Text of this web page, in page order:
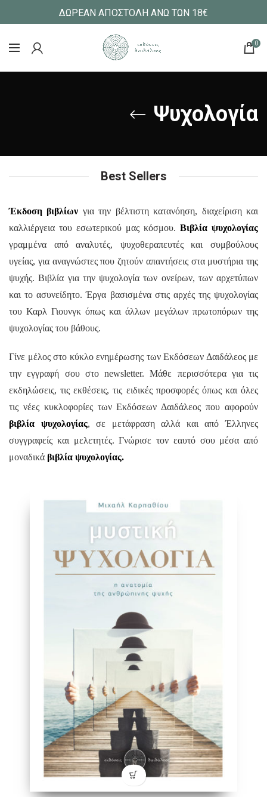
ΔΩΡΕΑΝ ΑΠΟΣΤΟΛΗ ΑΝΩ ΤΩΝ 18€
0
Ψυχολογία
Best Sellers
Έκδοση βιβλίων για την βέλτιστη κατανόηση, διαχείριση και
καλλιέργεια του εσωτερικού μας κόσμου. Βιβλία ψυχολογίας
γραμμένα από αναλυτές, ψυχοθεραπευτές και
συμβούλους
υγείας, για αναγνώστες που ζητούν απαντήσεις στα μυστήρια της
ψυχής. Βιβλία για την ψυχολογία των ονείρων, των αρχετύπων
και το ασυνείδητο. Έργα βασισμένα στις αρχές της ψυχολογίας
του Καρλ Γιουνγκ όπως και άλλων μεγάλων πρωτοπόρων της
ψυχολογίας του βάθους.
Γίνε μέλος στο κύκλο ενημέρωσης των Εκδόσεων Δαιδάλεος με
την εγγραφή σου στο newsletter.Μάθε περισσότερα για τις
εκδηλώσεις, τις εκθέσεις, τις ειδικές προσφορές όπως και όλες
τις νέες κυκλοφορίες των Εκδόσεων Δαιδάλεος που αφορούν
βιβλία ψυχολογίας,σε μετάφραση αλλά και από Έλληνες
συγγραφείς και μελετητές. Γνώρισε τον εαυτό σου μέσα από
μοναδικά βιβλία ψυχολογίας.